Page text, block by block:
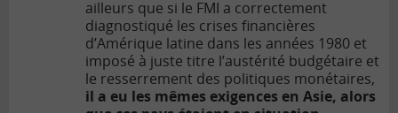
ailleurs que si le FMI a correctement
diagnostiqué les crises financières
d’Amérique latine dans les années 1980 et
imposé à juste titre l’austérité budgétaire et
le resserrement des politiques monétaires,
il a eu les mêmes exigences en Asie, alors